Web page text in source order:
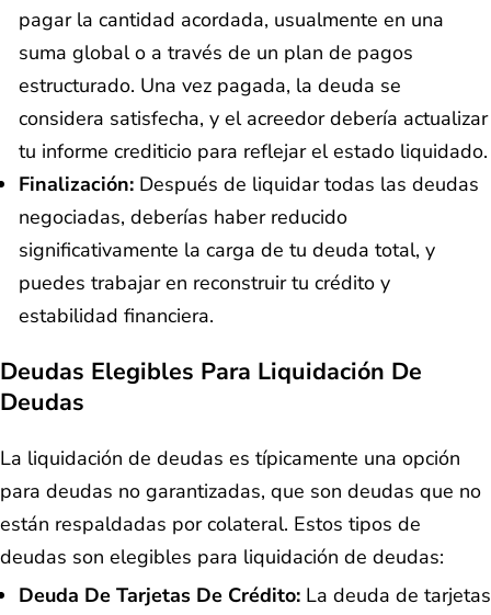
pagar la cantidad acordada, usualmente en una
suma global o a través de un plan de pagos
estructurado. Una vez pagada, la deuda se
considera satisfecha, y el acreedor debería actualizar
tu informe crediticio para reflejar el estado liquidado.
Finalización: Después de liquidar todas las deudas
negociadas, deberías haber reducido
significativamente la carga de tu deuda total, y
puedes trabajar en reconstruir tu crédito y
estabilidad financiera.
Deudas Elegibles Para Liquidación De
Deudas
La liquidación de deudas es típicamente una opción
para deudas no garantizadas, que son deudas que no
están respaldadas por colateral. Estos tipos de
deudas son elegibles para liquidación de deudas:
Deuda De Tarjetas De Crédito: La deuda de tarjetas